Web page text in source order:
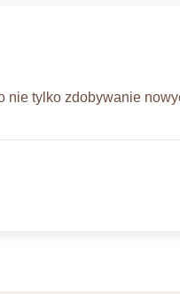
tylko zdobywanie